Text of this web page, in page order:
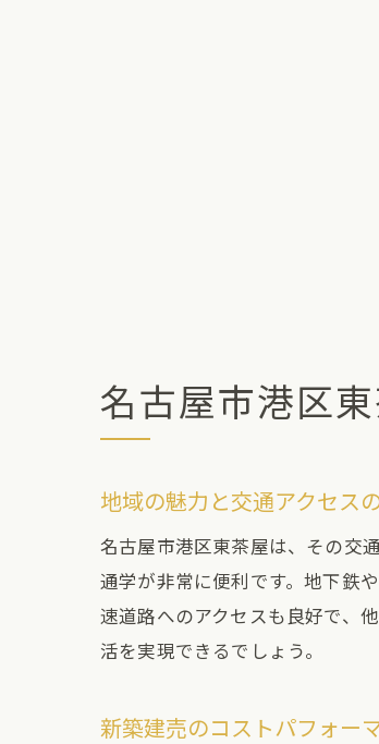
名古屋市港区
地域の魅力と交通アクセス
名古屋市港区東茶屋は、その交
通学が非常に便利です。地下鉄
速道路へのアクセスも良好で、
活を実現できるでしょう。
新築建売のコストパフォー